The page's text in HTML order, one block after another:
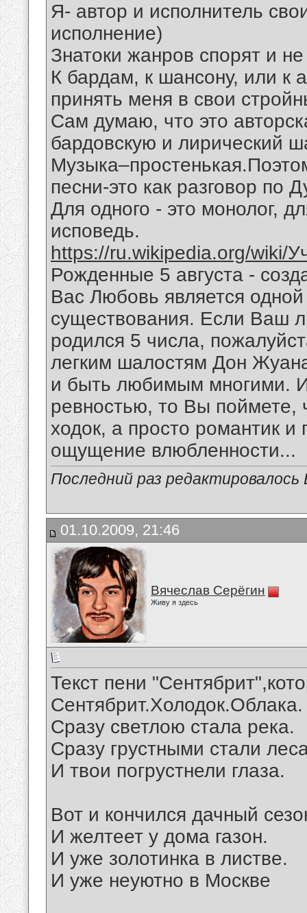
Я- автор и исполнитель
исполнение)
Знатоки жанров спорят и
К бардам, к шансону, или к
принять меня в свои
Сам думаю, что это
бардовскую и лирический
песни-это как разговор по
Для одного - это монолог,
исповедь.
https://ru.wikipedia.org/wiki/
Рожденные 5 августа -
Вас Любовь является
существования. Если
родился 5 числа,
легким шалостям Дон
и быть любимым многими.
ревностью, то Вы
ходок, а просто романтик и
ощущение влюбленности...
Последний раз
01.10.2009, 21:46
Вячеслав Серёгин
Живу я здесь
Текст пени
Сентябрит.Холодок.Облака.
Сразу светлою стала река.
Сразу грустными стали
И твои погрустнели глаза.
Вот и кончился дачный
И желтеет у дома газон.
И уже золотинка в листве.
И уже неуютно в Москве